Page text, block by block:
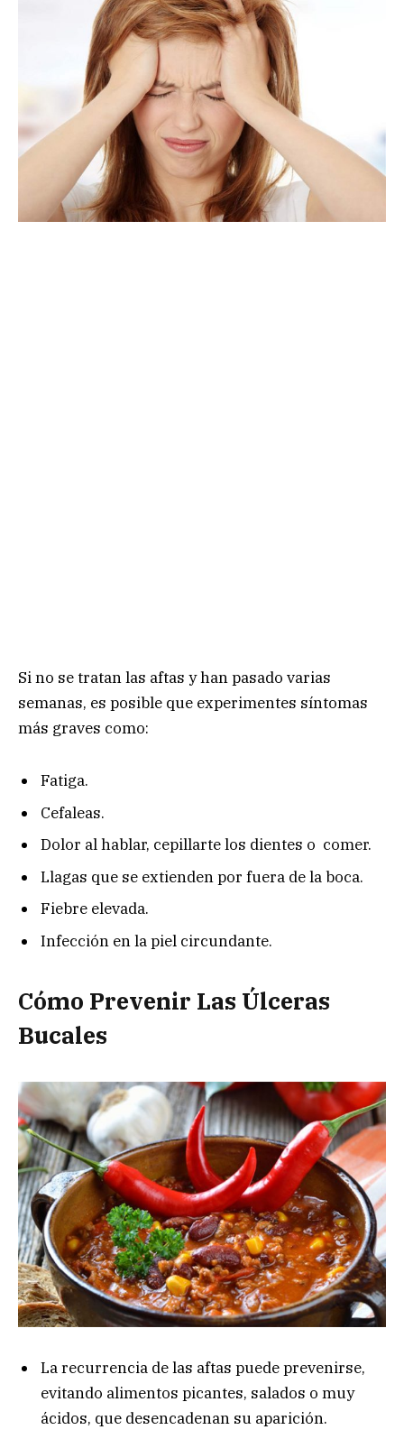
Si no se tratan las aftas y han pasado varias
semanas, es posible que experimentes síntomas
más graves como:
Fatiga.
Cefaleas.
Dolor al hablar, cepillarte los dientes o comer.
Llagas que se extienden por fuera de la boca.
Fiebre elevada.
Infección en la piel circundante.
Cómo Prevenir Las Úlceras
Bucales
La recurrencia de las aftas puede prevenirse,
evitando alimentos picantes, salados o muy
ácidos, que desencadenan su aparición.